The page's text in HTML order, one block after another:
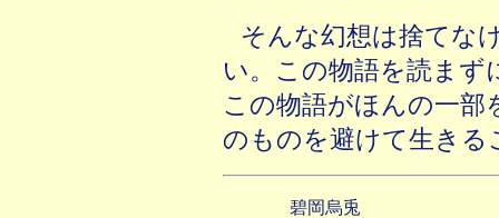
そんな幻想は捨てな
い。この物語を読ま
この物語がほんの一部
のものを避けて生き
碧岡烏兎